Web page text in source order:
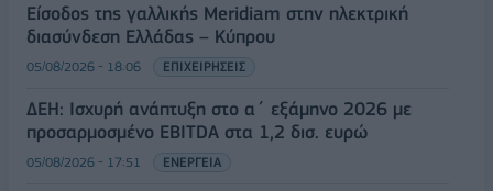
Είσοδος της γαλλικής Meridiam στην ηλεκτρική
διασύνδεση Ελλάδας – Κύπρου
05/08/2026 - 18:06 ΕΠΙΧΕΙΡΗΣΕΙΣ
ΔΕΗ: Ισχυρή ανάπτυξη στο α΄ εξάμηνο 2026 με
προσαρμοσμένο EBITDA στα 1,2 δισ. ευρώ
05/08/2026 - 17:51 ΕΝΕΡΓΕΙΑ